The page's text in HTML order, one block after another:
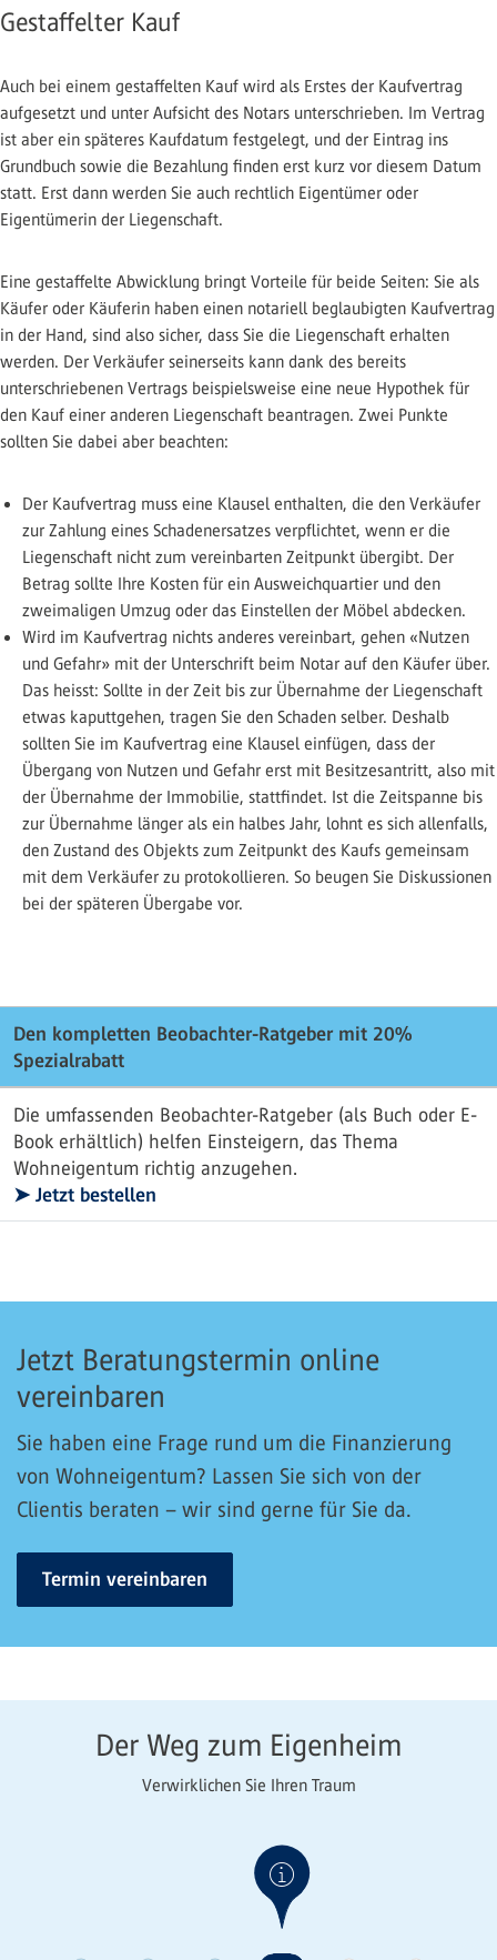
Gestaffelter Kauf
Auch bei einem gestaffelten Kauf wird als Erstes der Kaufvertrag
aufgesetzt und unter Aufsicht des Notars unterschrieben. Im Vertrag
ist aber ein späteres Kaufdatum festgelegt, und der Eintrag ins
Grundbuch sowie die Bezahlung finden erst kurz vor diesem Datum
statt. Erst dann werden Sie auch rechtlich Eigentümer oder
Eigentümerin der Liegenschaft.
Eine gestaffelte Abwicklung bringt Vorteile für beide Seiten: Sie als
Käufer oder Käuferin haben einen notariell beglaubigten Kaufvertrag
in der Hand, sind also sicher, dass Sie die Liegenschaft erhalten
werden. Der Verkäufer seinerseits kann dank des bereits
unterschriebenen Vertrags beispielsweise eine neue Hypothek für
den Kauf einer anderen Liegenschaft beantragen. Zwei Punkte
sollten Sie dabei aber beachten:
Der Kaufvertrag muss eine Klausel enthalten, die den Verkäufer
zur Zahlung eines Schadenersatzes verpflichtet, wenn er die
Liegenschaft nicht zum vereinbarten Zeitpunkt übergibt. Der
Betrag sollte Ihre Kosten für ein Ausweichquartier und den
zweimaligen Umzug oder das Einstellen der Möbel abdecken.
Wird im Kaufvertrag nichts anderes vereinbart, gehen «Nutzen
und Gefahr» mit der Unterschrift beim Notar auf den Käufer über.
Das heisst: Sollte in der Zeit bis zur Übernahme der Liegenschaft
etwas kaputtgehen, tragen Sie den Schaden selber. Deshalb
sollten Sie im Kaufvertrag eine Klausel einfügen, dass der
Übergang von Nutzen und Gefahr erst mit Besitzesantritt, also mit
der Übernahme der Immobilie, stattfindet. Ist die Zeitspanne bis
zur Übernahme länger als ein halbes Jahr, lohnt es sich allenfalls,
den Zustand des Objekts zum Zeitpunkt des Kaufs gemeinsam
mit dem Verkäufer zu protokollieren. So beugen Sie Diskussionen
bei der späteren Übergabe vor.
Den kompletten Beobachter-Ratgeber mit 20%
Spezialrabatt
Die umfassenden Beobachter-Ratgeber (als Buch oder E-
Book erhältlich) helfen Einsteigern, das Thema
Wohneigentum richtig anzugehen.
➤ Jetzt bestellen
Jetzt Beratungstermin online
vereinbaren
Sie haben eine Frage rund um die Finanzierung
von Wohneigentum? Lassen Sie sich von der
Clientis beraten – wir sind gerne für Sie da.
Termin vereinbaren
Der Weg zum Eigenheim
Verwirklichen Sie Ihren Traum